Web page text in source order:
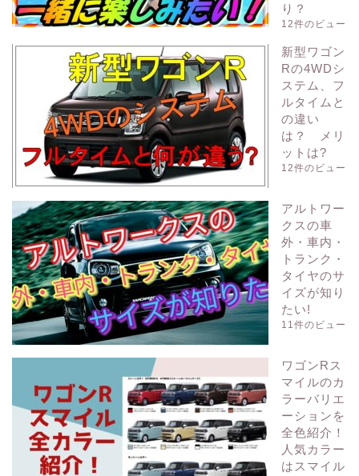
り？
12件のビュー
新型ワゴン
Rの4WDシ
ステム、フ
ルタイムと
の違い
は？ メリ
ットは?
12件のビュー
アルトワー
クスの車
外・車内・
トランク・
タイヤのサ
イズが知り
たい!
11件のビュー
ワゴンRス
マイルのカ
ラーバリエ
ーションを
全色紹介！
人気カラー
はスマイル